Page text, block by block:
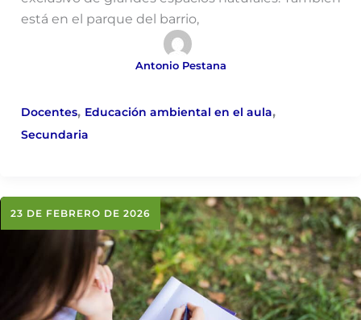
está en el parque del barrio,
Antonio Pestana
Docentes, Educación ambiental en el aula,
Secundaria
23 DE FEBRERO DE 2026